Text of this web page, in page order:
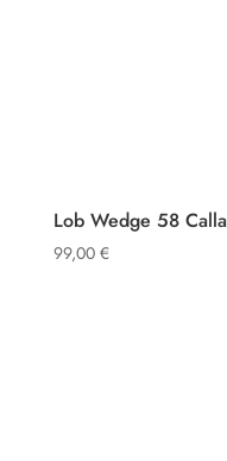
Lob Wedge 58
99,00 €